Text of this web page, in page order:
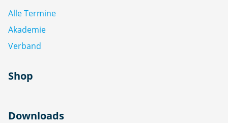
Alle Termine
Akademie
Verband
Shop
Downloads